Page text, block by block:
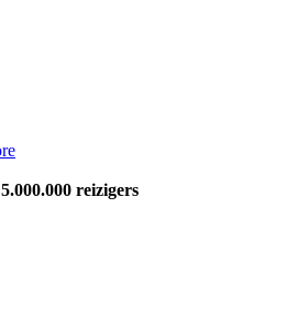
5.000.000 reizigers